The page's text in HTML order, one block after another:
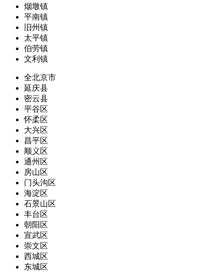
烟墩镇
平南镇
旧州镇
太平镇
伯劳镇
文利镇
全北京市
延庆县
密云县
平谷区
怀柔区
大兴区
昌平区
顺义区
通州区
房山区
门头沟区
海淀区
石景山区
丰台区
朝阳区
宣武区
崇文区
西城区
东城区